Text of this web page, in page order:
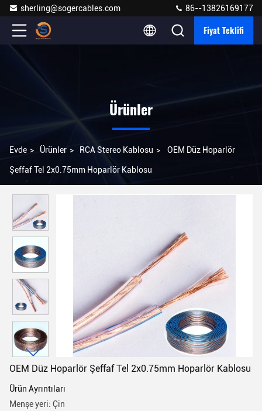
sherling@sogercables.com 86--13826169177
Fiyat Teklifi
Ürünler
Evde > Ürünler > RCA Stereo Kablosu > OEM Düz Hoparlör
Şeffaf Tel 2x0.75mm Hoparlör Kablosu
OEM Düz Hoparlör Şeffaf Tel 2x0.75mm Hoparlör Kablosu
Ürün Ayrıntıları
Menşe yeri: Çin